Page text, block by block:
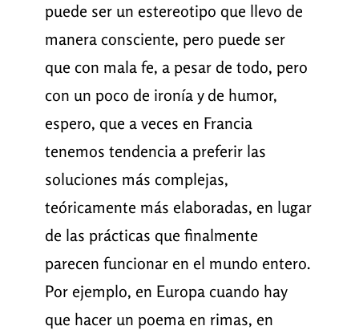
puede ser un estereotipo que llevo de
manera consciente, pero puede ser
que con mala fe, a pesar de todo, pero
con un poco de ironía y de humor,
espero, que a veces en Francia
tenemos tendencia a preferir las
soluciones más complejas,
teóricamente más elaboradas, en lugar
de las prácticas que finalmente
parecen funcionar en el mundo entero.
Por ejemplo, en Europa cuando hay
que hacer un poema en rimas, en